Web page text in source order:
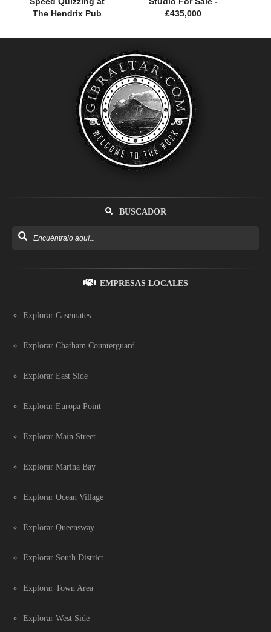
The Hendrix Pub
£435,000
BUSCADOR
EMPRESAS LOCALES
Explorar Casemates
Explorar Chatham Counterguard
Explorar East Side
Explorar Europa Point
Explorar Main Street
Explorar Marina Bay
Explorar Ocean Village
Explorar Queensway
Explorar South District
Explorar Town Area
Explorar West Side